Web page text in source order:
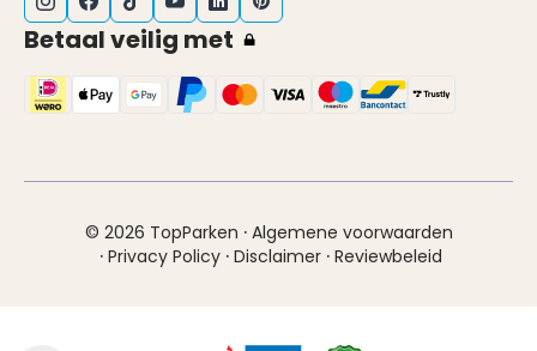
Betaal veilig met
© 2026 TopParken · Algemene voorwaarden
· Privacy Policy · Disclaimer · Reviewbeleid